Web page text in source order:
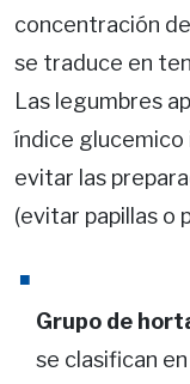
concentración
se traduce en
Las legumbres
índice glucemico
evitar las
(evitar papillas o
Grupo de
se clasifican